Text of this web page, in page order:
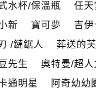
水杯/保溫瓶 任天
新 寶可夢 吉伊
/鏈鋸人 葬送的
先生 奧特曼/超人
通明星 阿奇幼幼